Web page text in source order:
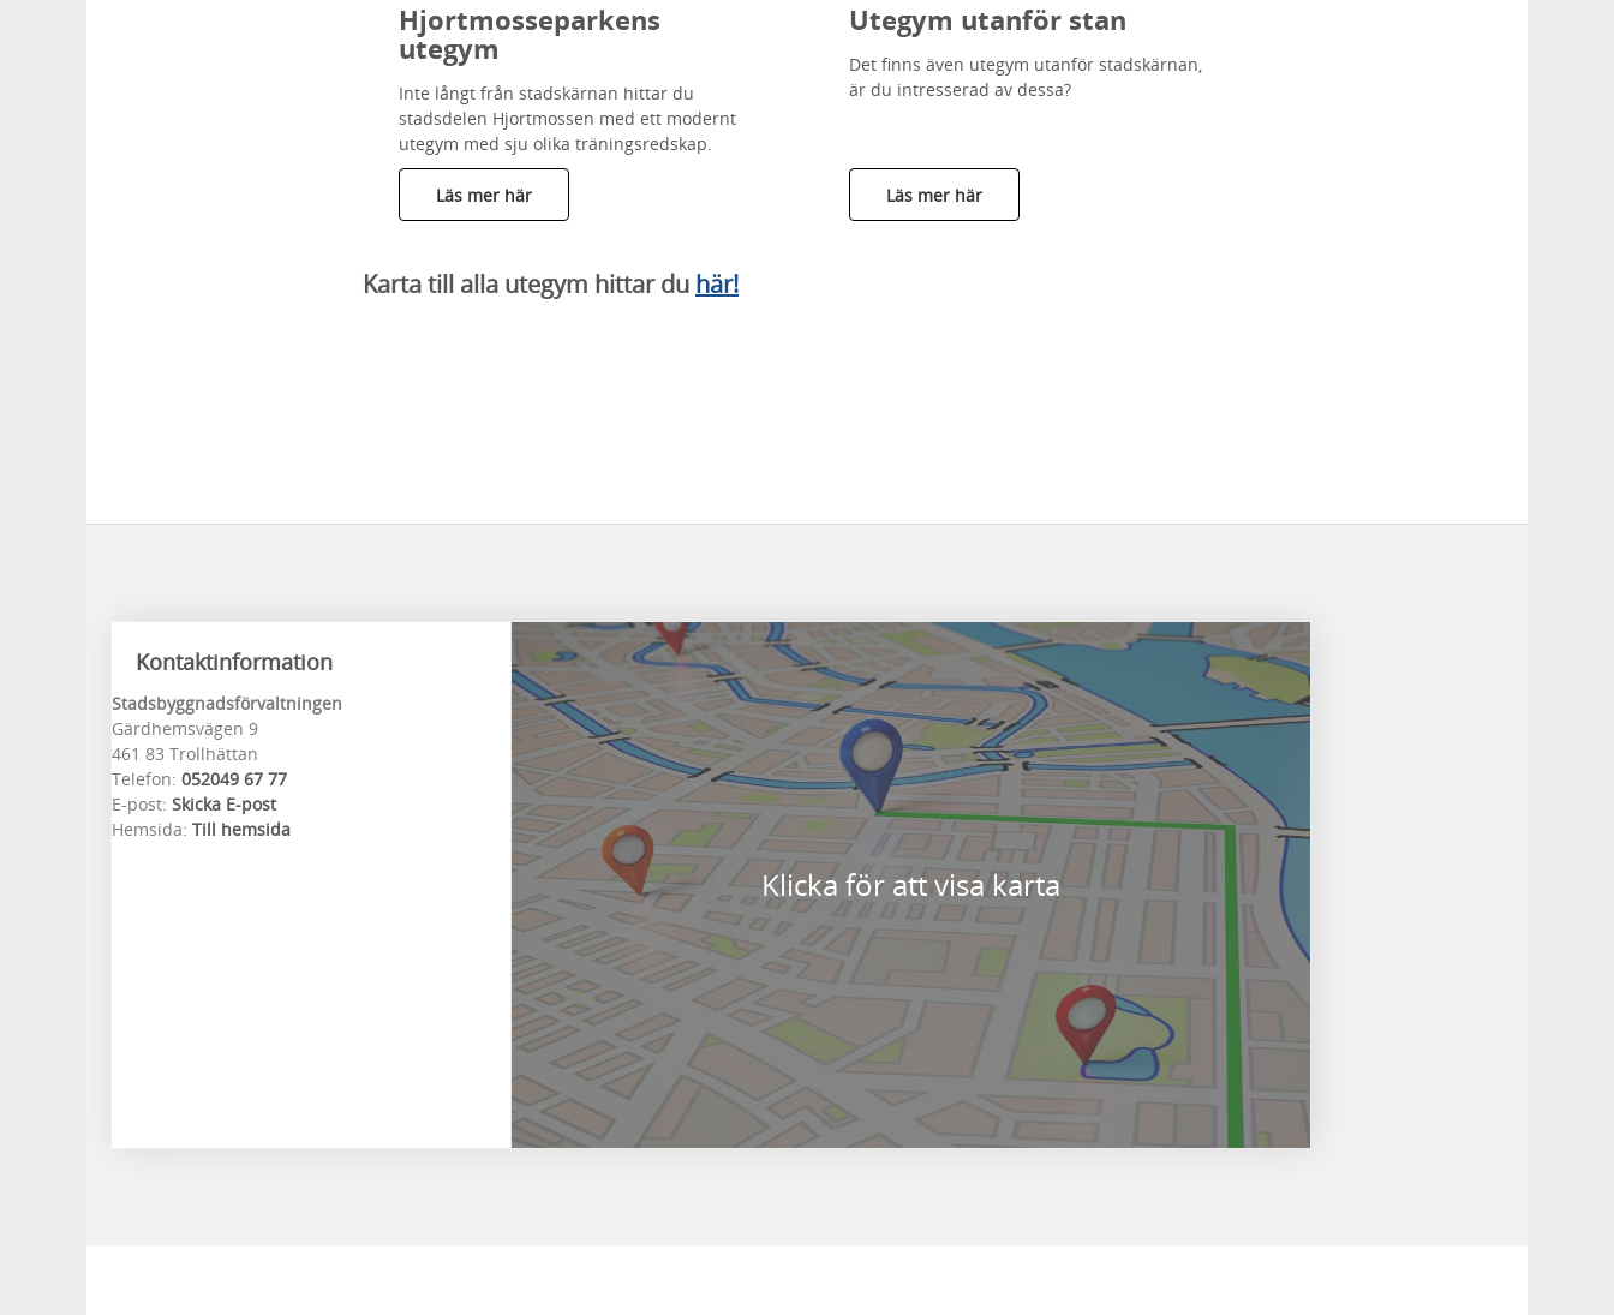
Hjortmosseparkens
utegym
Inte långt från stadskärnan hittar du
stadsdelen Hjortmossen med ett modernt
utegym med sju olika träningsredskap.
Läs mer här
Utegym utanför stan
Det finns även utegym utanför stadskärnan,
är du intresserad av dessa?
Läs mer här
Karta till alla utegym hittar du här!
Kontaktinformation
Stadsbyggnadsförvaltningen
Gärdhemsvägen 9
461 83 Trollhättan
Telefon: 052049 67 77
E-post: Skicka E-post
Hemsida: Till hemsida
Klicka för att visa karta